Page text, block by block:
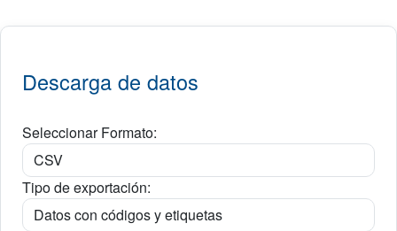
Descarga de datos
Seleccionar Formato:
Tipo de exportación: